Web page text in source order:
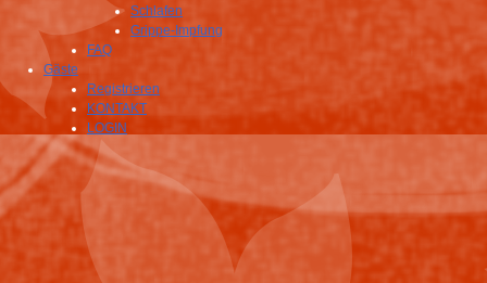
Schlafen
Grippe-Impfung
FAQ
Gäste
Registrieren
KONTAKT
LOGIN